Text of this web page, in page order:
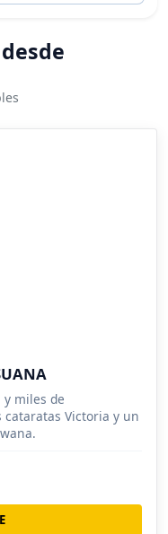
y miles de
Victoria y un